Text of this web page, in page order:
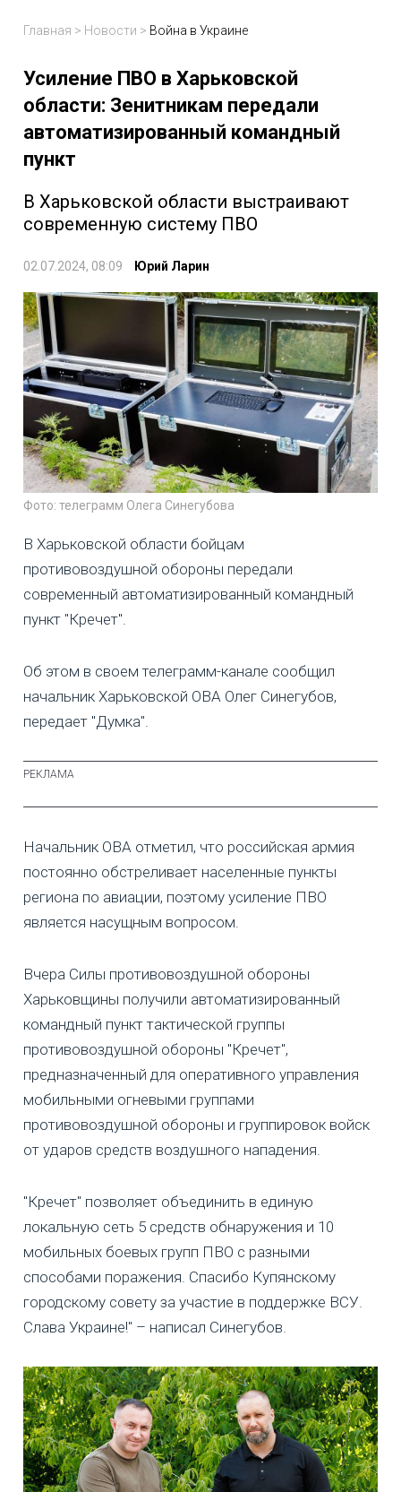
Главная > Новости > Война в Украине
Усиление ПВО в Харьковской
области: Зенитникам передали
автоматизированный командный
пункт
В Харьковской области выстраивают
современную систему ПВО
02.07.2024, 08:09 Юрий Ларин
Фото: телеграмм Олега Синегубова
В Харьковской области бойцам
противовоздушной обороны передали
современный автоматизированный командный
пункт "Кречет".
Об этом в своем телеграмм-канале сообщил
начальник Харьковской ОВА Олег Синегубов,
передает "Думка".
Начальник ОВА отметил, что российская армия
постоянно обстреливает населенные пункты
региона по авиации, поэтому усиление ПВО
является насущным вопросом.
Вчера Силы противовоздушной обороны
Харьковщины получили автоматизированный
командный пункт тактической группы
противовоздушной обороны "Кречет",
предназначенный для оперативного управления
мобильными огневыми группами
противовоздушной обороны и группировок войск
от ударов средств воздушного нападения.
"Кречет" позволяет объединить в единую
локальную сеть 5 средств обнаружения и 10
мобильных боевых групп ПВО с разными
способами поражения. Спасибо Купянскому
городскому совету за участие в поддержке ВСУ.
Слава Украине!" – написал Синегубов.